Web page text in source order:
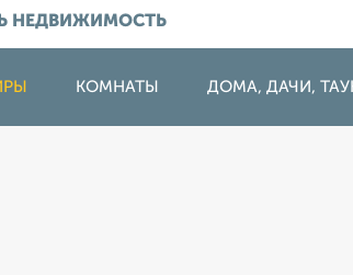
НЕДВИЖИМОСТЬ
КОМНАТЫ ДОМА, ДАЧИ,